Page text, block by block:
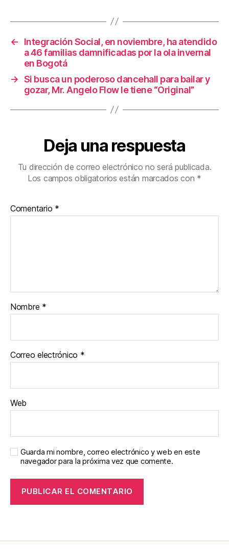
o
k
←
Integración Social, en noviembre, ha atendido
a 46 familias damnificadas por la ola invernal
en Bogotá
→ Si busca un poderoso dancehall para bailar y
gozar, Mr. Angelo Flow le tiene “Original”
Deja una respuesta
Tu dirección de correo electrónico no será publicada.
Los campos obligatorios están marcados con *
Comentario *
Nombre *
Correo electrónico *
Web
Guarda mi nombre, correo electrónico y web en este
navegador para la próxima vez que comente.